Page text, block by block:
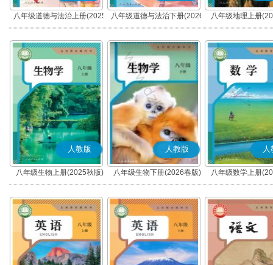
八年级道德与法治上册(2025
秋版)(部编版)
八年级道德与法治下册(2026
春版)(部编版)
八年级地理上册
人教版
八年级生物上册(2025秋版)
人教版
八年级生物下册(2026春版)
人
八年级数学上册